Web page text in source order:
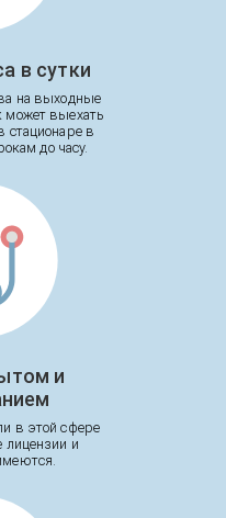
в сутки
на выходные
может выехать
стационаре в
до часу.
и
в этой сфере
лицензии и